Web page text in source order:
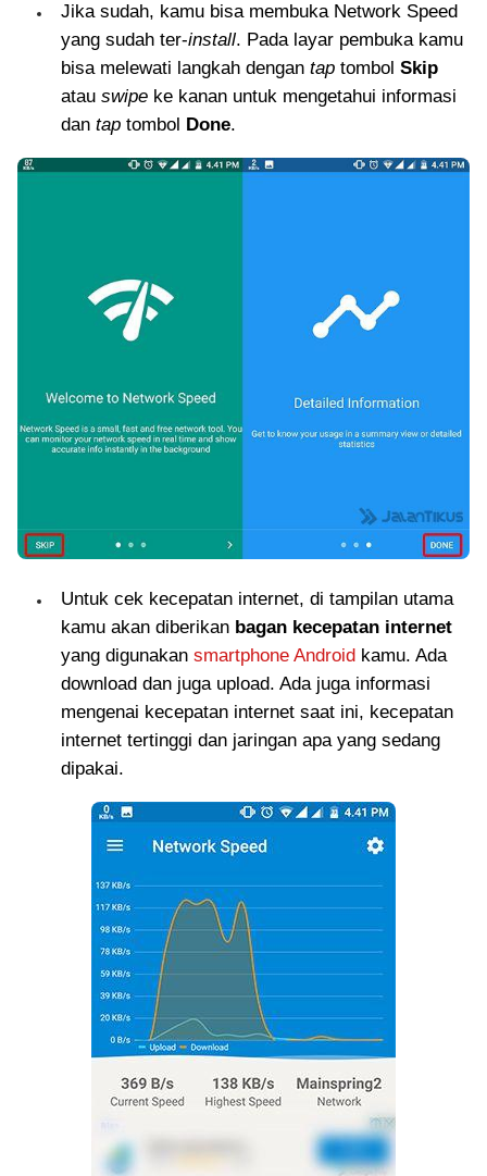
Jika sudah, kamu bisa membuka Network Speed
yang sudah ter-install. Pada layar pembuka kamu
bisa melewati langkah dengan tap tombol Skip
atau swipe ke kanan untuk mengetahui informasi
dan tap tombol Done.
Untuk cek kecepatan internet, di tampilan utama
kamu akan diberikan bagan kecepatan internet
yang digunakan smartphone Android kamu. Ada
download dan juga upload. Ada juga informasi
mengenai kecepatan internet saat ini, kecepatan
internet tertinggi dan jaringan apa yang sedang
dipakai.